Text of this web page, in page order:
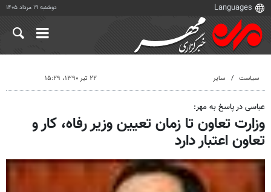
دوشنبه ۱۹ مرداد ۱۴۰۵
سیاست سایر ۲۲ تیر ۱۳۹۰، ۱۵:۲۹
عباسی در پاسخ به مهر:
وزارت تعاون تا زمان تعیین وزیر رفاه، کار و
تعاون اعتبار دارد